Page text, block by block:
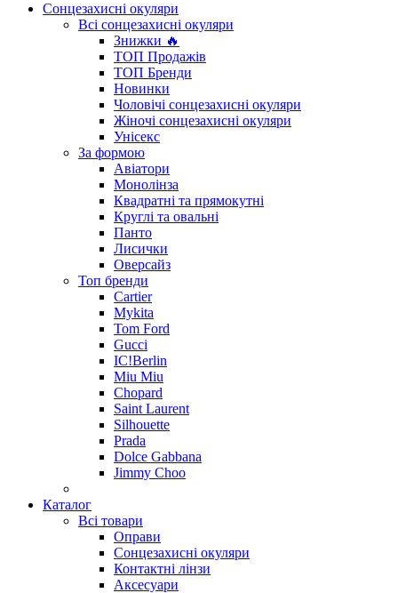
Сонцезахисні окуляри
Всі сонцезахисні окуляри
Знижки 🔥
ТОП Продажів
ТОП Бренди
Новинки
Чоловічі сонцезахисні окуляри
Жіночі сонцезахисні окуляри
Унісекс
За формою
Авіатори
Монолінза
Квадратні та прямокутні
Круглі та овальні
Панто
Лисички
Оверсайз
Топ бренди
Cartier
Mykita
Tom Ford
Gucci
IC!Berlin
Miu Miu
Chopard
Saint Laurent
Silhouette
Prada
Dolce Gabbana
Jimmy Choo
Каталог
Всі товари
Оправи
Сонцезахисні окуляри
Контактні лінзи
Аксесуари